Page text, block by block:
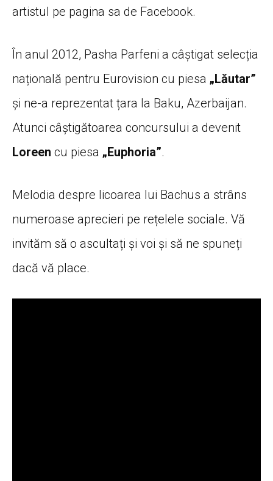
artistul pe pagina sa de Facebook.
În anul 2012, Pasha Parfeni a câștigat selecția
națională pentru Eurovision cu piesa „Lăutar”
și ne-a reprezentat țara la Baku, Azerbaijan.
Atunci câștigătoarea concursului a devenit
Loreen cu piesa „Euphoria”.
Melodia despre licoarea lui Bachus a strâns
numeroase aprecieri pe rețelele sociale. Vă
invităm să o ascultați și voi și să ne spuneți
dacă vă place.